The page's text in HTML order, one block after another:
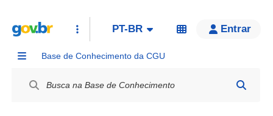
PT-BR Entrar
Base de Conhecimento da CGU